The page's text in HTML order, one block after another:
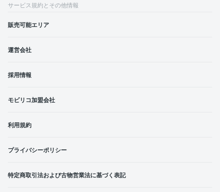
サービス規約とその他情報
販売可能エリア
運営会社
採用情報
モビリコ加盟会社
利用規約
プライバシーポリシー
特定商取引法および古物営業法に基づく表記